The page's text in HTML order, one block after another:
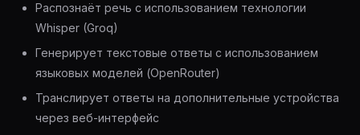
Распознаёт речь с использованием технологии
Whisper (Groq)
Генерирует текстовые ответы с использованием
языковых моделей (OpenRouter)
Транслирует ответы на дополнительные устройства
через веб-интерфейс